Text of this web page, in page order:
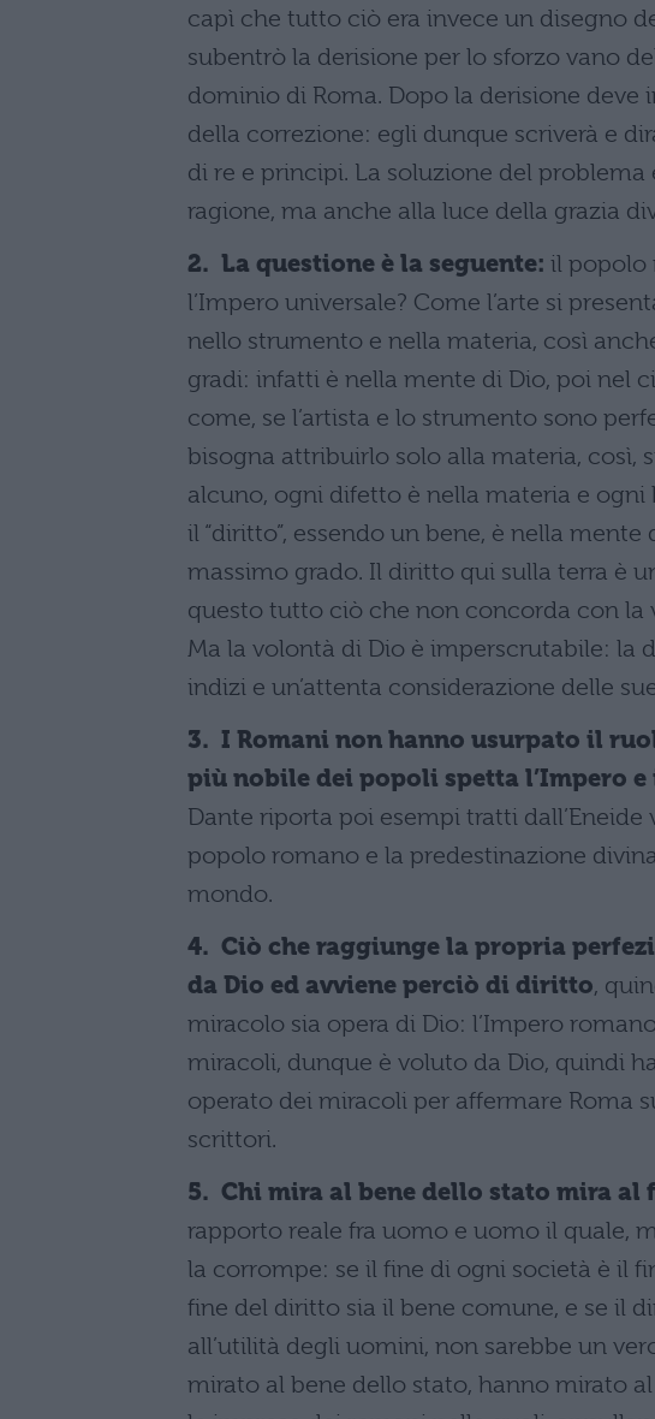
capì che tutto ciò era invece un disegno
subentrò la derisione per lo sforzo vano
dominio di Roma. Dopo la derisione
della correzione: egli dunque scriverà e
di re e principi. La soluzione del
ragione, ma anche alla luce della grazia
2. La questione è la seguente: il popolo
l’Impero universale? Come l’arte si
nello strumento e nella materia, così
gradi: infatti è nella mente di Dio, poi nel
come, se l’artista e lo strumento sono
bisogna attribuirlo solo alla materia, così,
alcuno, ogni difetto è nella materia e
il “diritto”, essendo un bene, è nella
massimo grado. Il diritto qui sulla terra è
questo tutto ciò che non concorda con la
Ma la volontà di Dio è imperscrutabile: la
indizi e un’attenta considerazione delle
3. I Romani non hanno usurpato il
più nobile dei popoli spetta l’Impero
Dante riporta poi esempi tratti
popolo romano e la predestinazione
mondo.
4. Ciò che raggiunge la propria
da Dio ed avviene perciò di diritto,
miracolo sia opera di Dio: l’Impero
miracoli, dunque è voluto da Dio, quindi
operato dei miracoli per affermare Roma
scrittori.
5. Chi mira al bene dello stato mira al
rapporto reale fra uomo e uomo il quale,
la corrompe: se il fine di ogni società è il
fine del diritto sia il bene comune, e se il
all’utilità degli uomini, non sarebbe un
mirato al bene dello stato, hanno mirato